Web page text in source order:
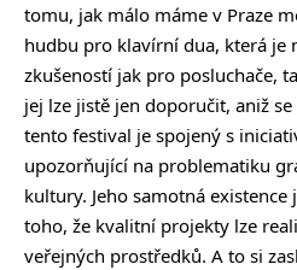
tomu, jak málo máme v Praze
hudbu pro klavírní dua, která je
zkušeností jak pro posluchače,
jej lze jistě jen doporučit, aniž
tento festival je spojený s
upozorňující na problematiku
kultury. Jeho samotná
toho, že kvalitní projekty lze
veřejných prostředků. A to si